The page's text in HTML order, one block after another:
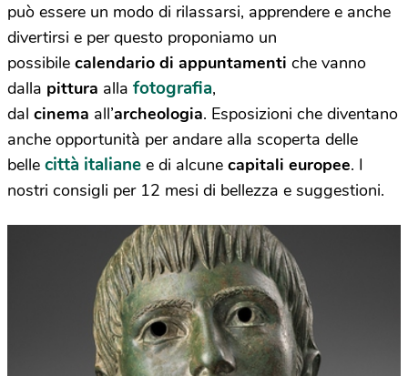
può essere un modo di rilassarsi, apprendere e anche
divertirsi e per questo proponiamo un
possibile calendario di appuntamenti che vanno
dalla pittura alla fotografia,
dal cinema all’archeologia. Esposizioni che diventano
anche opportunità per andare alla scoperta delle
belle città italiane e di alcune capitali europee. I
nostri consigli per 12 mesi di bellezza e suggestioni.